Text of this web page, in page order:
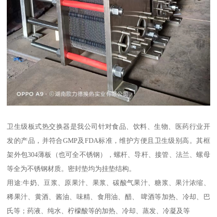
卫生级板式热交换器是我公司针对食品、饮料、生物、医药行业开
发的产品，并符合GMP及FDA标准，维护方便且卫生级别高。其框
架外包304薄板（也可全不锈钢），螺杆、导杆、接管、法兰、螺母
等全为不锈钢材质。密封垫均为挂垫结构。
用途:牛奶、豆浆、原果汁、果浆、碳酸气果汁、糖浆、果汁浓缩、
稀果汁、黄酒、酱油、味精、食用油、醋、 啤酒等加热、冷却、巴
氏等；药液、纯水、柠檬酸等的加热、冷却、蒸发、冷凝及等